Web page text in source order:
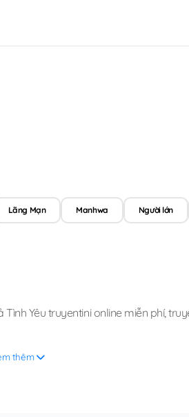
Lãng Mạn Manhwa Người lớn
Tình Yêu truyentini online miễn phí,
thêm